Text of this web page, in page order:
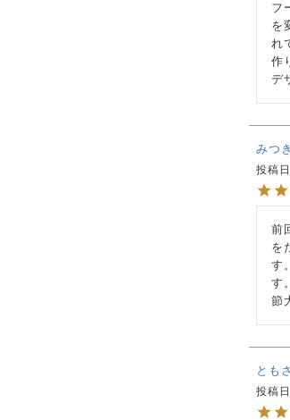
フ
を
れ
作
みつき
投稿日
前
を
す
す
節
とも
投稿日